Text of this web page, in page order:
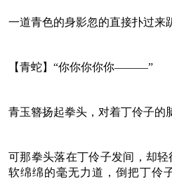
一道青色的身影忽的直接扑过来
【青蛇】“你你你你你———”
青玉簪扬起拳头，对着丁伶子的
可那拳头落在丁伶子发间，却轻
软绵绵的毫无力道，倒把丁伶